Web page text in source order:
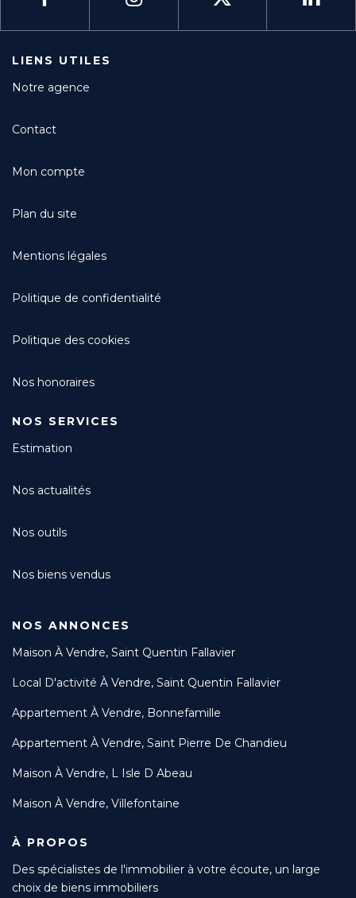
LIENS UTILES
Notre agence
Contact
Mon compte
Plan du site
Mentions légales
Politique de confidentialité
Politique des cookies
Nos honoraires
NOS SERVICES
Estimation
Nos actualités
Nos outils
Nos biens vendus
NOS ANNONCES
Maison À Vendre, Saint Quentin Fallavier
Local D'activité À Vendre, Saint Quentin Fallavier
Appartement À Vendre, Bonnefamille
Appartement À Vendre, Saint Pierre De Chandieu
Maison À Vendre, L Isle D Abeau
Maison À Vendre, Villefontaine
À PROPOS
Des spécialistes de l'immobilier à votre écoute, un large
choix de biens immobiliers